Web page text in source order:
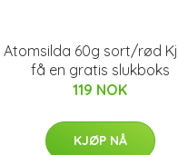
Atomsilda 60g sort/rød
få en gratis slukboks
119 NOK
KJØP NÅ